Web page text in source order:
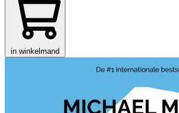
in winkelmand